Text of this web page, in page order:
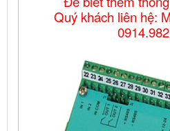
Quý khách liên hệ: